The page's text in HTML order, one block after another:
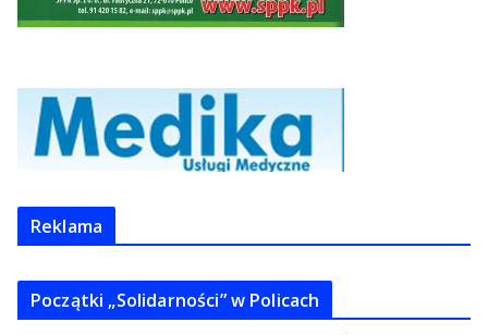
Reklama
Początki „Solidarności” w Policach